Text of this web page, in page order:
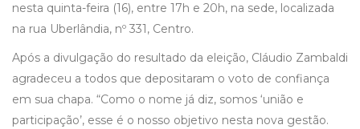
nesta quinta-feira (16), entre 17h e 20h, na sede, localizada
na rua Uberlândia, nº 331, Centro.
Após a divulgação do resultado da eleição, Cláudio Zambaldi
agradeceu a todos que depositaram o voto de confiança
em sua chapa. “Como o nome já diz, somos ‘união e
participação’, esse é o nosso objetivo nesta nova gestão.